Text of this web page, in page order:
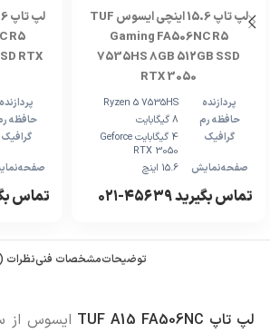
لپ تاپ 15.6 اینچی ایسوس TUF
Gaming FA506NC R5
7535HS 8GB 512GB SSD
RTX 3050
پردازنده
Ryzen 5 7535HS
حافظه رم
8 گیگابایت
گرافیک
4 گیگابایت Geforce
RTX 3050
صفحه‌نمایش
15.6 اینچ
تماس بگیرید ۴۵۶۳۹-۰۲۱
R5
RTX
پردازنده
حافظه
گرافیک
تماس بگیرید
توضیحاتمشخصات فنینظرات (0)
لپ تاپ TUF A15 FA506NC ایسوس